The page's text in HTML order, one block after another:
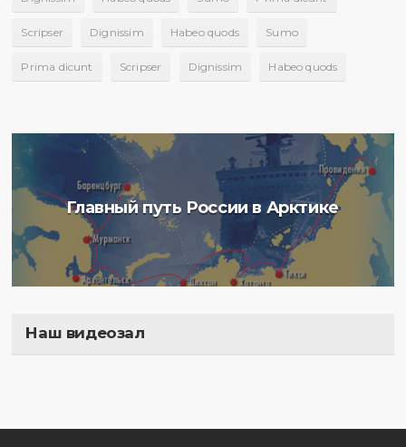
Scripser Dignissim Habeo quods Sumo
Prima dicunt Scripser Dignissim Habeo quods
Главный путь России в Арктике
Наш видеозал